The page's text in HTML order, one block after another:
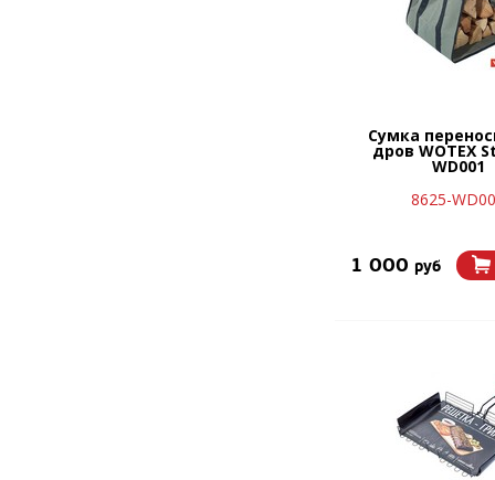
Сумка
дров WOTEX
WD001
8625-
1 000 руб